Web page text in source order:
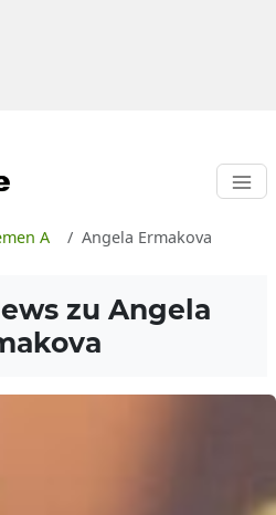
A Angela Ermakova
zu Angela